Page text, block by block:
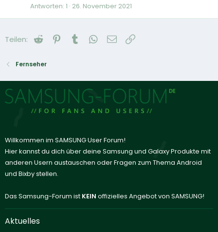
Antworten 1 26. November 2021
Teilen: Reddit Pinterest
Tumblr WhatsApp
E-Mail
Fernseher
Willkommen im SAMSUNG User Forum!
Hier kannst du dich über deine Samsung und Galaxy Produkte mit
anderen Usern austauschen oder Fragen zum Thema Android
und Bixby stellen.
Das Samsung-Forum ist KEIN offizielles Angebot von SAMSUNG!
Aktuelles